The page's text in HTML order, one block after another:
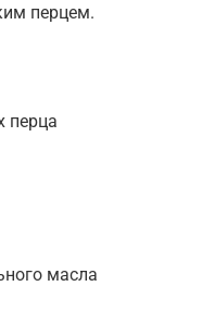
перцем.
перца
масла